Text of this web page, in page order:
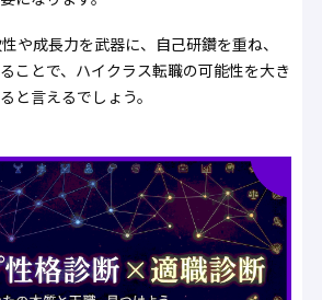
や成長力を武器に、自己研鑽を重ね、
ことで、ハイクラス転職の可能性を大き
と言えるでしょう。